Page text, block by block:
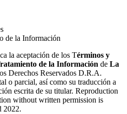
de la Información
la aceptación de los Términos y
de la Información de La
Derechos Reservados D.R.A.
o parcial, así como su traducción a
escrita de su titular. Reproduction
without written permission is
2022.